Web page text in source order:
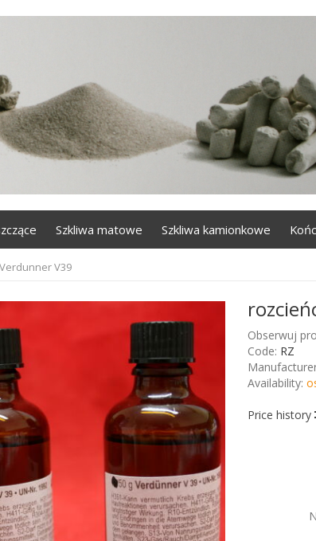
Szkliwa matowe Szkliwa kamionkowe
V39
Obserwuj
Code: RZ
Availability:
Price history